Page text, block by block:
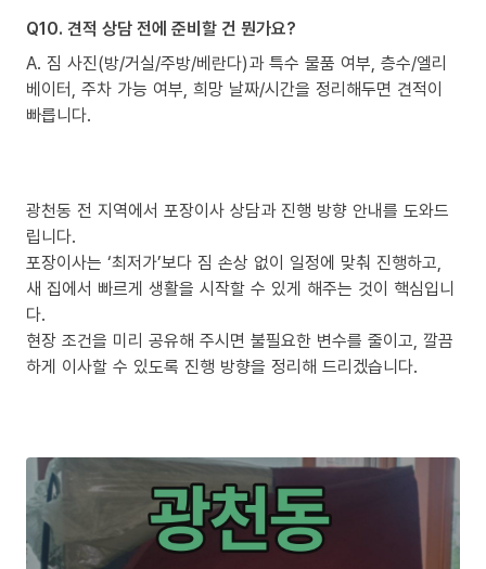
Q10. 견적 상담 전에 준비할 건 뭔가요?
A. 짐 사진(방/거실/주방/베란다)과 특수 물품 여부, 층수/엘리
베이터, 주차 가능 여부, 희망 날짜/시간을 정리해두면 견적이
빠릅니다.
광천동 전 지역에서 포장이사 상담과 진행 방향 안내를 도와드
립니다.
포장이사는 ‘최저가’보다 짐 손상 없이 일정에 맞춰 진행하고,
새 집에서 빠르게 생활을 시작할 수 있게 해주는 것이 핵심입니
다.
현장 조건을 미리 공유해 주시면 불필요한 변수를 줄이고, 깔끔
하게 이사할 수 있도록 진행 방향을 정리해 드리겠습니다.